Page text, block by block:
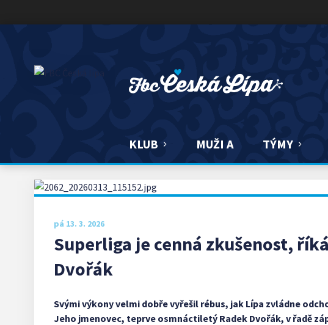
KLUB MUŽI A TÝMY
pá 13. 3. 2026
Superliga je cenná zkušenost,
Dvořák
Svými výkony velmi dobře vyřešil rébus, jak Lípa zvládne
Jeho jmenovec, teprve osmnáctiletý Radek Dvořák, v řadě